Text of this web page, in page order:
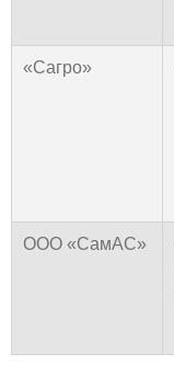
«Сагро»
ООО «СамАС»